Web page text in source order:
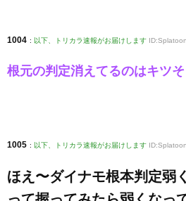
1004 : 以下、トリカラ速報がお届けします
根元の判定消えてるのはキツそ
1005 : 以下、トリカラ速報がお届けします
ほえ〜ダイナモ根本判定弱